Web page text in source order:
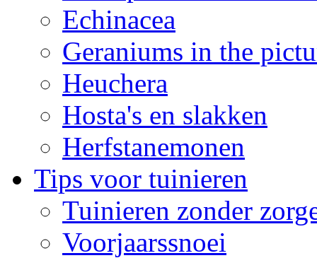
Echinacea
Geraniums in the
Heuchera
Hosta's en slakken
Herfstanemonen
Tips voor tuinieren
Tuinieren zonder
Voorjaarssnoei